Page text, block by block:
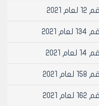
حلب ويعمل به فور
لمجلس مدينة
في مدينة حلب وفق